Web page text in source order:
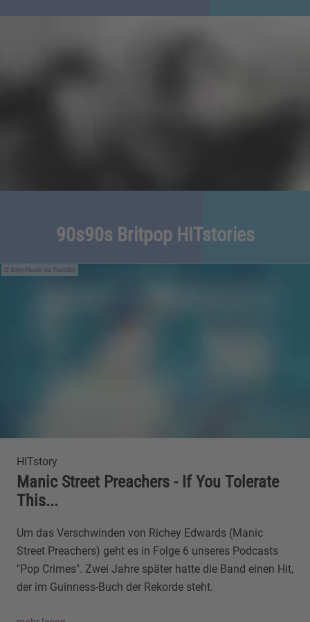
90s90s Britpop HITstories
Sony Music via Youtube
HITstory
Manic Street Preachers - If You Tolerate
This...
Um das Verschwinden von Richey Edwards (Manic
Street Preachers) geht es in Folge 6 unseres Podcasts
"Pop Crimes". Zwei Jahre später hatte die Band einen Hit,
der im Guinness-Buch der Rekorde steht.